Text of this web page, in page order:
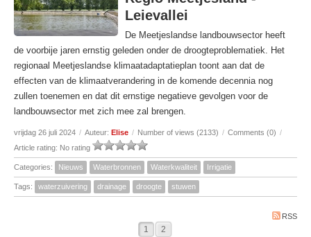
Leievallei
De Meetjeslandse landbouwsector heeft
de voorbije jaren ernstig geleden onder de droogteproblematiek. Het
regionaal Meetjeslandse klimaatadaptatieplan toont aan dat de
effecten van de klimaatverandering in de komende decennia nog
zullen toenemen en dat dit ernstige negatieve gevolgen voor de
landbouwsector met zich mee zal brengen.
vrijdag 26 juli 2024 / Auteur: Elise / Number of views (2133) / Comments (0) /
Article rating: No rating
Categories: Nieuws Waterbronnen Waterkwaliteit Irrigatie
Tags: waterzuivering drainage droogte stuwen
RSS
1 2